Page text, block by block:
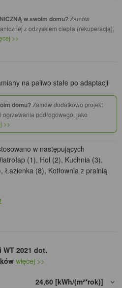
w swoim domu?Zamów
z odzyskiem ciepła (rekuperacją),
>>
na paliwo stałe po adaptacji
domu?Zamów dodatkowo projekt
ogrzewania podłogowego, jako
>>
w następujących
(1), Hol (2), Kuchnia (3),
Łazienka (8), Kotłownia z pralnią
2021 dot.
więcej >>
24,60 [kWh/(m²*rok)]